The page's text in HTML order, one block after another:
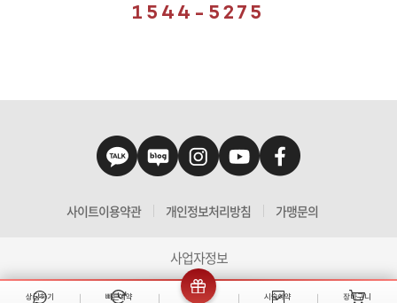
1544-5275
사이트이용약관 개인정보처리방침 가맹문의
사업자정보
상담하기 빠른예약 이벤트 시술예약 장바구니